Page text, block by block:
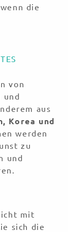
die
von
und
aus
Korea und
werden
zu
und
mit
sich die